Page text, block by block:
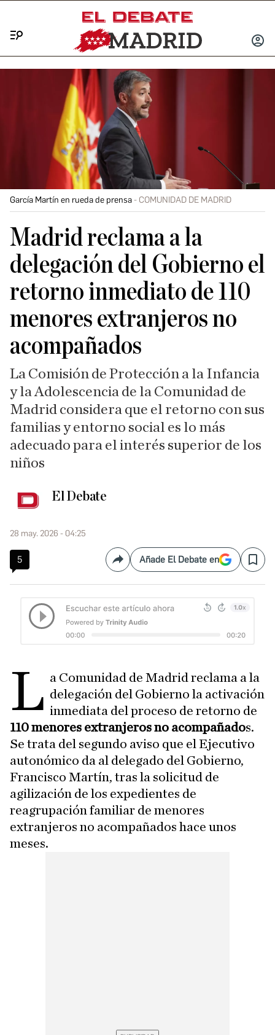
INICIAR
García Martín en rueda de prensa COMUNIDAD DE MADRID
Madrid reclama a la
delegación del Gobierno el
retorno inmediato de 110
menores extranjeros no
acompañados
La Comisión de Protección a la Infancia
y la Adolescencia de la Comunidad de
Madrid considera que el retorno con sus
familias y entorno social es lo más
adecuado para el interés superior de los
niños
El Debate
28 may. 2026 - 04:25
5 CompartirAñade El Debate en Save
L a Comunidad de Madrid reclama a la
delegación del Gobierno la activación
inmediata del proceso de retorno de
110 menores extranjeros no acompañados.
Se trata del segundo aviso que el Ejecutivo
autonómico da al delegado del Gobierno,
Francisco Martín, tras la solicitud de
agilización de los expedientes de
reagrupación familiar de menores
extranjeros no acompañados hace unos
meses.